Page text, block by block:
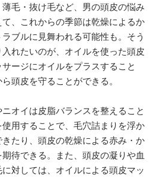
毛・抜け毛など、男の頭皮の悩み
、これからの季節は乾燥によるか
ブルに見舞われる可能性も。そう
れたいのが、オイルを使った頭皮
ージにオイルをプラスすること
頭皮を守ることができる。
オイは皮脂バランスを整えること
用することで、毛穴詰まりを浮か
たり、頭皮の乾燥による赤み・か
待できる。また、頭皮の凝りや血
対しては、オイルによる頭皮マッ